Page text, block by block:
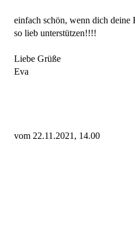
einfach schön, wenn dich
so lieb unterstützen!!!!
Liebe Grüße
Eva
vom 22.11.2021, 14.00